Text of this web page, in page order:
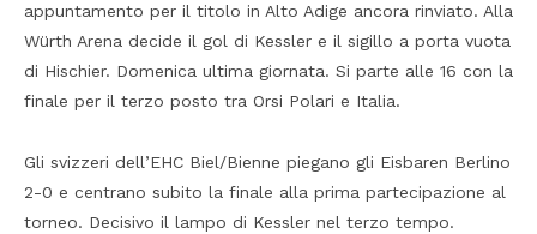
appuntamento per il titolo in Alto Adige ancora rinviato. Alla
Würth Arena decide il gol di Kessler e il sigillo a porta vuota
di Hischier. Domenica ultima giornata. Si parte alle 16 con la
finale per il terzo posto tra Orsi Polari e Italia.
Gli svizzeri dell’EHC Biel/Bienne piegano gli Eisbaren Berlino
2-0 e centrano subito la finale alla prima partecipazione al
torneo. Decisivo il lampo di Kessler nel terzo tempo.